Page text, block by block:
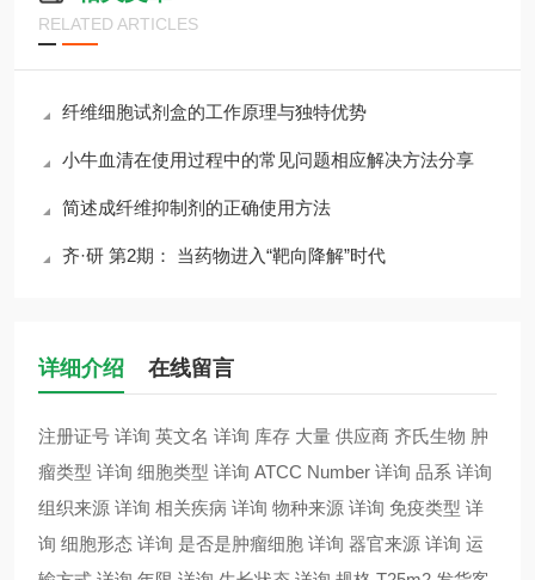
RELATED ARTICLES
纤维细胞试剂盒的工作原理与独特优势
小牛血清在使用过程中的常见问题相应解决方法分享
简述成纤维抑制剂的正确使用方法
齐·研 第2期： 当药物进入“靶向降解”时代
详细介绍 在线留言
注册证号 详询 英文名 详询 库存 大量 供应商 齐氏生物 肿
瘤类型 详询 细胞类型 详询 ATCC Number 详询 品系 详询
组织来源 详询 相关疾病 详询 物种来源 详询 免疫类型 详
询 细胞形态 详询 是否是肿瘤细胞 详询 器官来源 详询 运